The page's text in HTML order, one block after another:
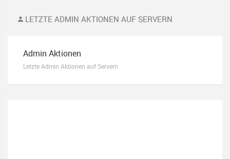
LETZTE ADMIN AKTIONEN AUF SERVERN
Admin Aktionen
Letzte Admin Aktionen auf Servern